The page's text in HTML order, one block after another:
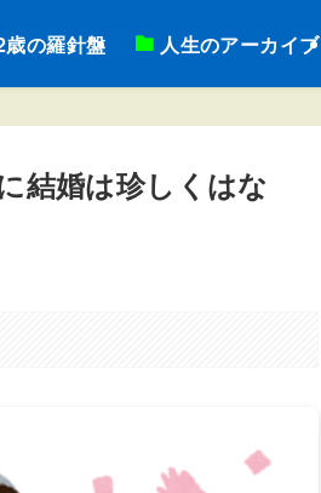
歳の羅針盤 人生のアーカイブ
結婚は珍しくはな